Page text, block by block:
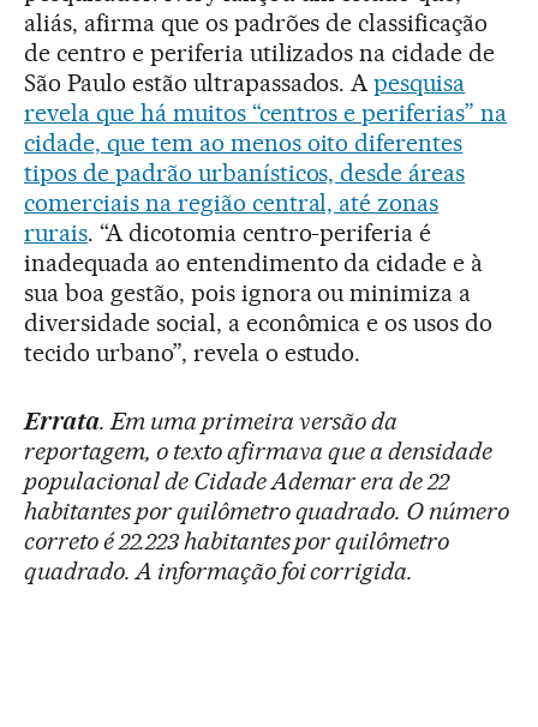
aliás, afirma que os padrões de classificação
de centro e periferia utilizados na cidade de
São Paulo estão ultrapassados. Apesquisa
revela que há muitos “centros e periferias” na
cidade, que tem ao menos oito diferentes
tipos de padrão urbanísticos, desde áreas
comerciais na região central, até zonas
rurais. “A dicotomia centro-periferia é
inadequada ao entendimento da cidade e à
sua boa gestão, pois ignora ou minimiza a
diversidade social, a econômica e os usos do
tecido urbano”, revela o estudo.
Errata. Em uma primeira versão da
reportagem, o texto afirmava que a densidade
populacional de Cidade Ademar era de 22
habitantes por quilômetro quadrado. O número
correto é 22.223 habitantes por quilômetro
quadrado. A informação foi corrigida.